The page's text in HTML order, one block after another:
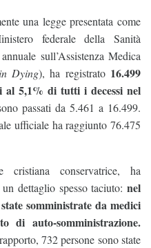
una legge presentata come
federale della Sanità
sull’Assistenza Medica
Dying), ha registrato 16.499
5,1% di tutti i decessi nel
passati da 5.461 a 16.499.
ufficiale ha raggiunto 76.475
cristiana conservatrice, ha
dettaglio spesso taciuto: nel
somministrate da medici
auto-somministrazione.
732 persone sono state